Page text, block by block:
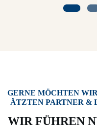
GERNE MÖCHTEN
ÄTZTEN PARTNER &
WIR FÜHREN